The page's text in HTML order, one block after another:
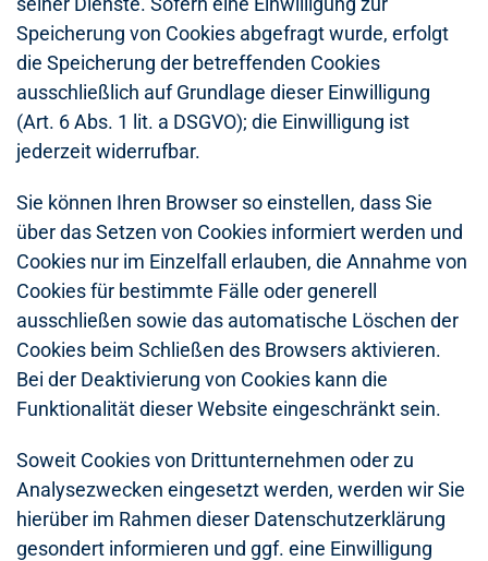
Speicherung von Cookies abgefragt wurde, erfolgt
die Speicherung der betreffenden Cookies
ausschließlich auf Grundlage dieser Einwilligung
(Art. 6 Abs. 1 lit. a DSGVO); die Einwilligung ist
jederzeit widerrufbar.
Sie können Ihren Browser so einstellen, dass Sie
über das Setzen von Cookies informiert werden und
Cookies nur im Einzelfall erlauben, die Annahme von
Cookies für bestimmte Fälle oder generell
ausschließen sowie das automatische Löschen der
Cookies beim Schließen des Browsers aktivieren.
Bei der Deaktivierung von Cookies kann die
Funktionalität dieser Website eingeschränkt sein.
Soweit Cookies von Drittunternehmen oder zu
Analysezwecken eingesetzt werden, werden wir Sie
hierüber im Rahmen dieser Datenschutzerklärung
gesondert informieren und ggf. eine Einwilligung